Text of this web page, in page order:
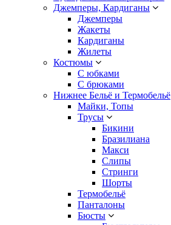
Джемперы, Кардиганы
Джемперы
Жакеты
Кардиганы
Жилеты
Костюмы
С юбками
С брюками
Нижнее Бельё и Термобельё
Майки, Топы
Трусы
Бикини
Бразилиана
Макси
Слипы
Стринги
Шорты
Термобельё
Панталоны
Бюсты